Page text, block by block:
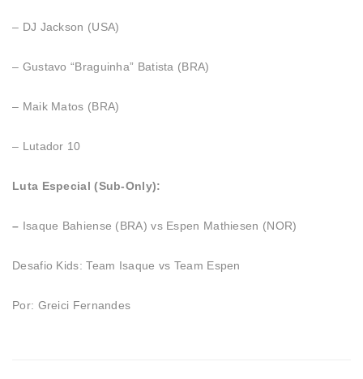
– DJ Jackson (USA)
– Gustavo “Braguinha” Batista (BRA)
– Maik Matos (BRA)
– Lutador 10
Luta Especial (Sub-Only):
– Isaque Bahiense (BRA) vs Espen Mathiesen (NOR)
Desafio Kids: Team Isaque vs Team Espen
Por: Greici Fernandes